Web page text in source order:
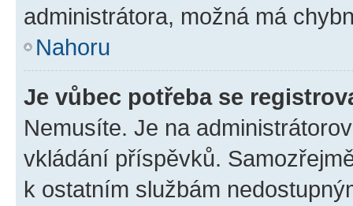
administrátora, možná má
Nahoru
Je vůbec potřeba se
Nemusíte. Je na
vkládání příspěvků.
k ostatním službám